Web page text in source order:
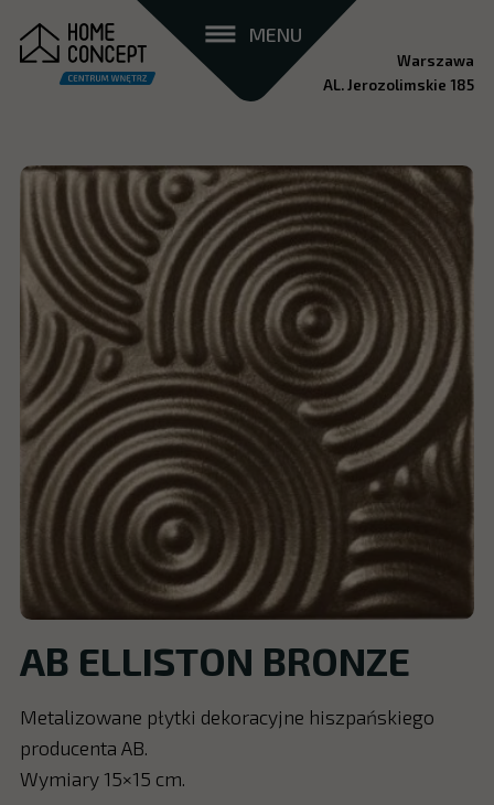
MENU
Warszawa
AL. Jerozolimskie 185
AB ELLISTON BRONZE
Metalizowane płytki dekoracyjne hiszpańskiego
producenta AB.
Wymiary 15×15 cm.